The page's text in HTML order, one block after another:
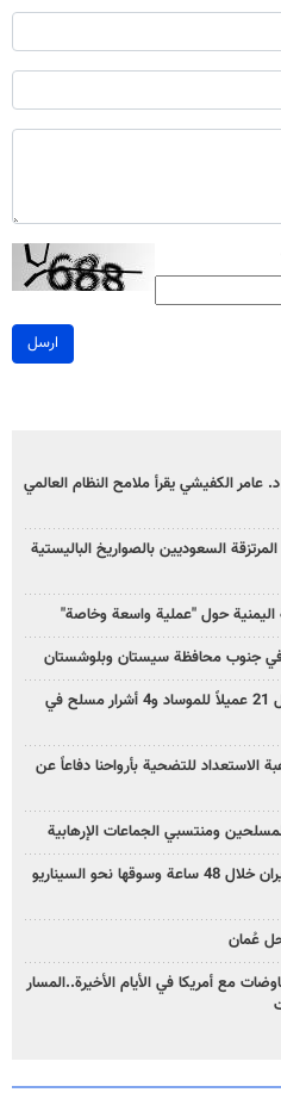
ارسل
الكفيشي يقرأ ملامح النظام العالمي
السعوديين بالصواريخ الباليستية
اليمنية حول "عملية واسعة وخاصة"
في جنوب محافظة سيستان وبلوشستان
وزارة الأمن الإيرانية: اعتقال 21 عميلاً للموساد و4 أشرار مسلح في
الاستعداد للتضحية بأرواحنا دفاعاً عن
بزشكيان: خططوا لإسقاط إيران خلال 48 ساعة وسوقها نحو السيناريو
عُمان
مع أمريكا في الأيام الأخيرة..المسار